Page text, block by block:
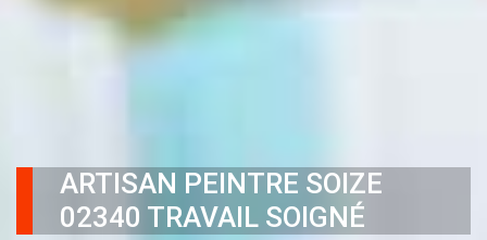
ARTISAN PEINTRE SOIZE
02340 TRAVAIL SOIGNÉ